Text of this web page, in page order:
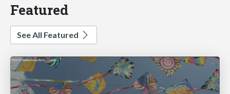
Featured
See All Featured